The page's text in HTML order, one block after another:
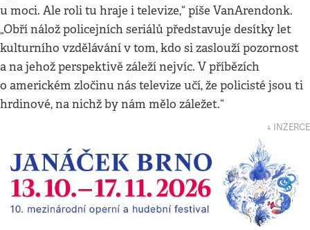
u moci. Ale roli tu hraje i televize,“ píše VanArendonk.
„Obří nálož policejních seriálů představuje desítky let
kulturního vzdělávání v tom, kdo si zaslouží pozornost
a na jehož perspektivě záleží nejvíc. V příbězích
o americkém zločinu nás televize učí, že policisté jsou ti
hrdinové, na nichž by nám mělo záležet.“
↓ INZERCE